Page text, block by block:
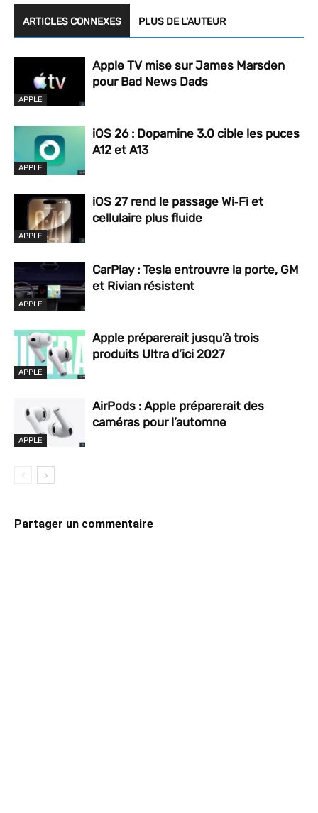
ARTICLES CONNEXES PLUS DE L'AUTEUR
APPLE
Apple TV mise sur James Marsden
pour Bad News Dads
APPLE
iOS 26 : Dopamine 3.0 cible les puces
A12 et A13
APPLE
iOS 27 rend le passage Wi‑Fi et
cellulaire plus fluide
APPLE
CarPlay : Tesla entrouvre la porte, GM
et Rivian résistent
APPLE
Apple préparerait jusqu’à trois
produits Ultra d’ici 2027
APPLE
AirPods : Apple préparerait des
caméras pour l’automne
Partager un commentaire